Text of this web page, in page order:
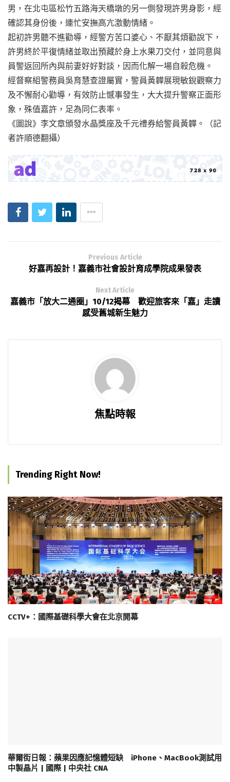
男，在北屯區松竹五路海天橋墩的另一側發現許男身影，經
確認其身份後，連忙安撫高亢激動情緒。
起初許男聽不進勸導，經警方苦口婆心、不厭其煩勸說下，
許男終於平復情緒並取出預藏於身上水果刀交付，並同意與
員警返回所內與前妻好好對談，因而化解一場自殺危機。
經督察組警務員吳育慧查證屬實，警員黃韡展現敏銳觀察力
及不懈耐心勸導，有效防止憾事發生，大大提升警察正面形
象，殊值嘉許，足為同仁表率。
《圖說》李文章頒發水晶獎座及千元禮券給警員黃韡。（記
者許順德翻攝）
Previous Article
好嘉再設計！嘉義市社會設計育成學院成果發表
Next Article
嘉義市「放大二通圈」10/12揭幕 歡迎旅客來「嘉」走讀
感受舊城新生魅力
焦點時報
Trending Right Now!
CCTV+：國際基礎科學大會在北京開幕
華爾街日報：蘋果因應記憶體短缺 iPhone、MacBook測試用
中製晶片 | 國際 | 中央社 CNA